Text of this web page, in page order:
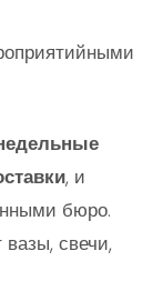
, и
бюро.
свечи,